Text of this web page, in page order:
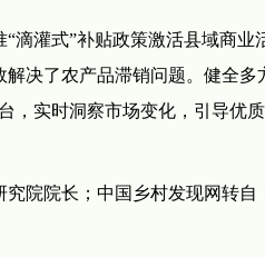
滴灌式”补贴政策激活县域商
决了农产品滞销问题。健全
，实时洞察市场变化，引导优
院院长；中国乡村发现网转自